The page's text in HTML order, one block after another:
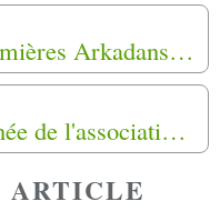
Spectacle son image et lumières Arkadanse Rohba (l’exil) en DVD
joyeuses fêtes de fin d'année de l'association départementale harkis dordogne veuves et orphelins et leurs amis
ARTICLE